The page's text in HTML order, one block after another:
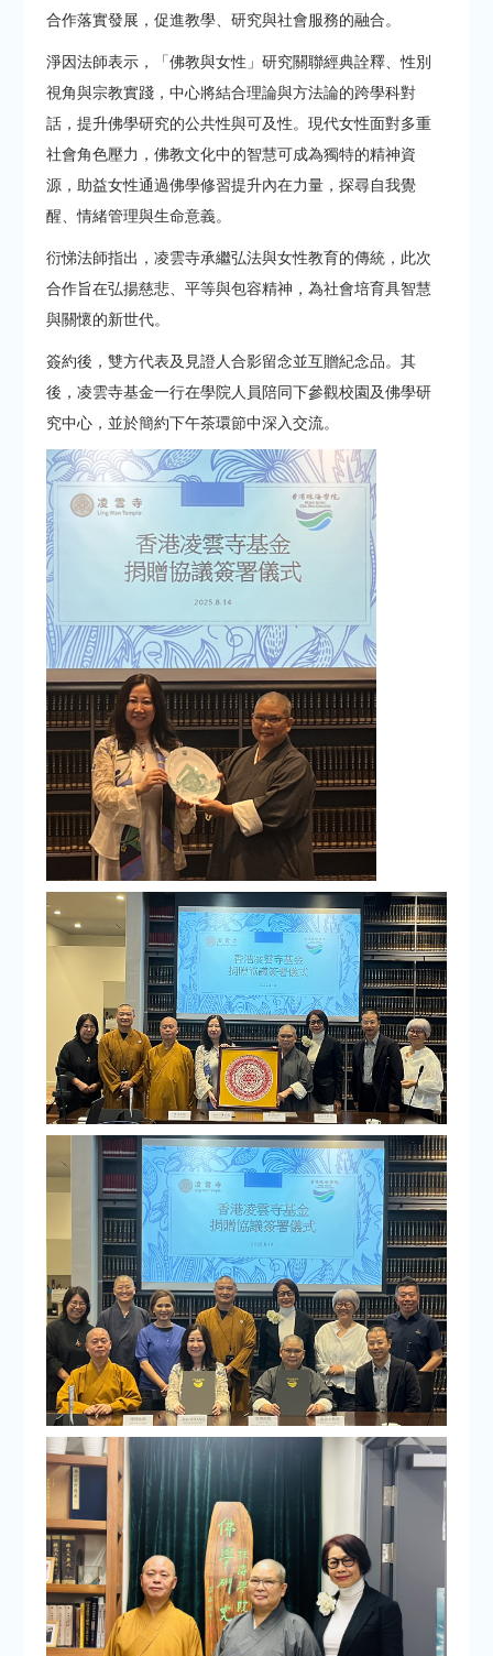
合作落實發展，促進教學、研究與社會服務的融合。
淨因法師表示，「佛教與女性」研究關聯經典詮釋、性別
視角與宗教實踐，中心將結合理論與方法論的跨學科對
話，提升佛學研究的公共性與可及性。現代女性面對多重
社會角色壓力，佛教文化中的智慧可成為獨特的精神資
源，助益女性通過佛學修習提升內在力量，探尋自我覺
醒、情緒管理與生命意義。
衍悌法師指出，凌雲寺承繼弘法與女性教育的傳統，此次
合作旨在弘揚慈悲、平等與包容精神，為社會培育具智慧
與關懷的新世代。
簽約後，雙方代表及見證人合影留念並互贈紀念品。其
後，凌雲寺基金一行在學院人員陪同下參觀校園及佛學研
究中心，並於簡約下午茶環節中深入交流。